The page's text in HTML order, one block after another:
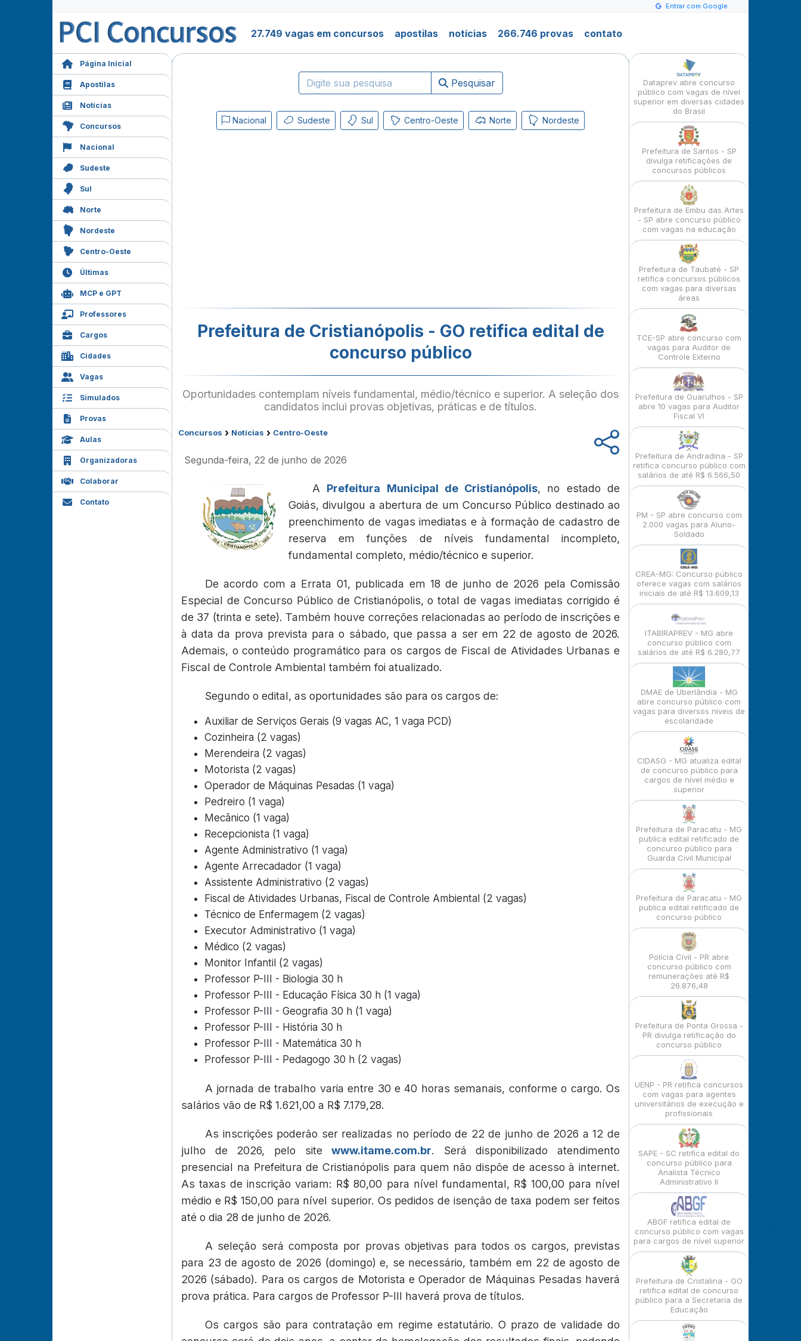
Entrar com Google
27.749 vagas em concursos apostilas notícias 266.746 provas contato
Página Inicial
Apostilas
Notícias
Concursos
Nacional
Sudeste
Sul
Norte
Nordeste
Centro-Oeste
Últimas
MCP e GPT
Professores
Cargos
Cidades
Vagas
Simulados
Provas
Aulas
Organizadoras
Colaborar
Contato
Pesquisar
Nacional Sudeste Sul Centro-Oeste Norte Nordeste
Prefeitura de Cristianópolis - GO retifica edital de
concurso público
Oportunidades contemplam níveis fundamental, médio/técnico e superior. A seleção dos
candidatos inclui provas objetivas, práticas e de títulos.
Concursos › Notícias › Centro-Oeste
Segunda-feira, 22 de junho de 2026
A Prefeitura Municipal de Cristianópolis, no estado de
Goiás, divulgou a abertura de um Concurso Público destinado ao
preenchimento de vagas imediatas e à formação de cadastro de
reserva em funções de níveis fundamental incompleto,
fundamental completo, médio/técnico e superior.
De acordo com a Errata 01, publicada em 18 de junho de 2026 pela Comissão
Especial de Concurso Público de Cristianópolis, o total de vagas imediatas corrigido é
de 37 (trinta e sete). Também houve correções relacionadas ao período de inscrições e
à data da prova prevista para o sábado, que passa a ser em 22 de agosto de 2026.
Ademais, o conteúdo programático para os cargos de Fiscal de Atividades Urbanas e
Fiscal de Controle Ambiental também foi atualizado.
Segundo o edital, as oportunidades são para os cargos de:
Auxiliar de Serviços Gerais (9 vagas AC, 1 vaga PCD)
Cozinheira (2 vagas)
Merendeira (2 vagas)
Motorista (2 vagas)
Operador de Máquinas Pesadas (1 vaga)
Pedreiro (1 vaga)
Mecânico (1 vaga)
Recepcionista (1 vaga)
Agente Administrativo (1 vaga)
Agente Arrecadador (1 vaga)
Assistente Administrativo (2 vagas)
Fiscal de Atividades Urbanas, Fiscal de Controle Ambiental (2 vagas)
Técnico de Enfermagem (2 vagas)
Executor Administrativo (1 vaga)
Médico (2 vagas)
Monitor Infantil (2 vagas)
Professor P-III - Biologia 30 h
Professor P-III - Educação Física 30 h (1 vaga)
Professor P-III - Geografia 30 h (1 vaga)
Professor P-III - História 30 h
Professor P-III - Matemática 30 h
Professor P-III - Pedagogo 30 h (2 vagas)
A jornada de trabalho varia entre 30 e 40 horas semanais, conforme o cargo. Os
salários vão de R$ 1.621,00 a R$ 7.179,28.
As inscrições poderão ser realizadas no período de 22 de junho de 2026 a 12 de
julho de 2026, pelo sitewww.itame.com.br. Será disponibilizado atendimento
presencial na Prefeitura de Cristianópolis para quem não dispõe de acesso à internet.
As taxas de inscrição variam: R$ 80,00 para nível fundamental, R$ 100,00 para nível
médio e R$ 150,00 para nível superior. Os pedidos de isenção de taxa podem ser feitos
até o dia 28 de junho de 2026.
A seleção será composta por provas objetivas para todos os cargos, previstas
para 23 de agosto de 2026 (domingo) e, se necessário, também em 22 de agosto de
2026 (sábado). Para os cargos de Motorista e Operador de Máquinas Pesadas haverá
prova prática. Para cargos de Professor P-III haverá prova de títulos.
Os cargos são para contratação em regime estatutário. O prazo de validade do
Dataprev abre concurso
público com vagas de nível
superior em diversas cidades
do Brasil
Prefeitura de Santos - SP
divulga retificações de
concursos públicos
Prefeitura de Embu das Artes
- SP abre concurso público
com vagas na educação
Prefeitura de Taubaté - SP
retifica concursos públicos
com vagas para diversas
áreas
TCE-SP abre concurso com
vagas para Auditor de
Controle Externo
Prefeitura de Guarulhos - SP
abre 10 vagas para Auditor
Fiscal VI
Prefeitura de Andradina - SP
retifica concurso público com
salários de até R$ 6.566,50
PM - SP abre concurso com
2.000 vagas para Aluno-
Soldado
CREA-MG: Concurso público
oferece vagas com salários
iniciais de até R$ 13.609,13
ITABIRAPREV - MG abre
concurso público com
salários de até R$ 6.280,77
DMAE de Uberlândia - MG
abre concurso público com
vagas para diversos níveis de
escolaridade
CIDASG - MG atualiza edital
de concurso público para
cargos de nível médio e
superior
Prefeitura de Paracatu - MG
publica edital retificado de
concurso público para
Guarda Civil Municipal
Prefeitura de Paracatu - MG
publica edital retificado de
concurso público
Polícia Civil - PR abre
concurso público com
remunerações até R$
26.876,48
Prefeitura de Ponta Grossa -
PR divulga retificação do
concurso público
UENP - PR retifica concursos
com vagas para agentes
universitários de execução e
profissionais
SAPE - SC retifica edital do
concurso público para
Analista Técnico
Administrativo II
ABGF retifica edital de
concurso público com vagas
para cargos de nível superior
Prefeitura de Cristalina - GO
retifica edital de concurso
público para a Secretaria de
Educação